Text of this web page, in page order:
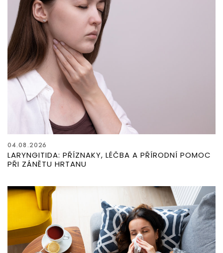
04.08.2026
LARYNGITIDA: PŘÍZNAKY, LÉČBA A PŘÍRODNÍ POMOC
PŘI ZÁNĚTU HRTANU